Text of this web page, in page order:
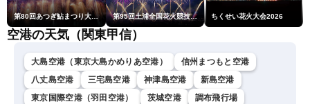
第80回あつぎ鮎まつり大花火大会 第95回土浦全国花火競技大会 ちくせい花火大会2026
空港の天気（関東甲信）
大島空港（東京大島かめりあ空港）
信州まつもと空港
八丈島空港
三宅島空港 神津島空港
新島空港
東京国際空港（羽田空港）
茨城空港
調布飛行場